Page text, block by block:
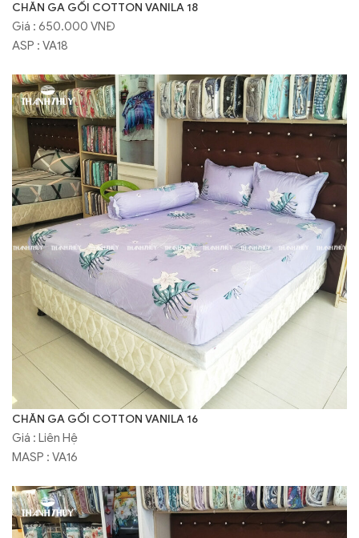
CHĂN GA GỐI COTTON VANILA 18
Giá : 650.000 VNĐ
ASP : VA18
CHĂN GA GỐI COTTON VANILA 16
Giá : Liên Hệ
MASP : VA16